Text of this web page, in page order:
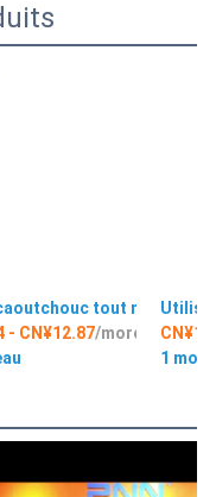
2014 du ressort 970
tout neuf de
- CN¥12.87/morceau
1